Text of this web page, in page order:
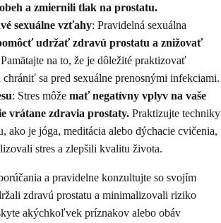
a zmiernili tlak na prostatu.
sexuálne vzťahy: Pravidelná sexuálna
udržať zdravú prostatu a znižovať
Pamätajte na to, že je dôležité praktizovať
chrániť sa pred sexuálne prenosnými infekciami.
: Stres môže mať negatívny vplyv na vaše
vrátane zdravia prostaty. Praktizujte techniky
ako je jóga, meditácia alebo dýchacie cvičenia,
stres a zlepšili kvalitu života.
a pravidelne konzultujte so svojím
zdravú prostatu a minimalizovali riziko
akýchkoľvek príznakov alebo obáv